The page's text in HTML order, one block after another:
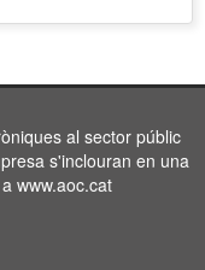
al sector públic
s'inclouran en una
www.aoc.cat